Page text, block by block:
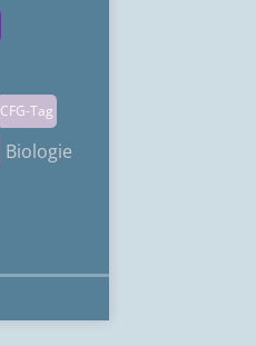
CFG-Tag
Biologie